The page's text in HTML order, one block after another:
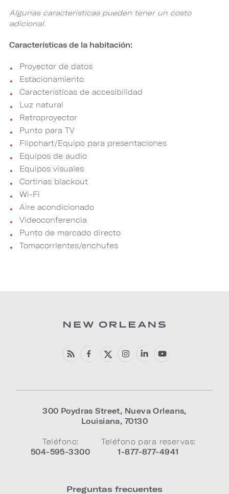
Algunas características pueden tener un costo
adicional.
Características de la habitación:
Proyector de datos
Estacionamiento
Características de accesibilidad
Luz natural
Retroproyector
Punto para TV
Flipchart/Equipo para presentaciones
Equipos de audio
Equipos visuales
Cortinas blackout
Wi-Fi
Aire acondicionado
Videoconferencia
Punto de marcado directo
Tomacorrientes/enchufes
300 Poydras Street, Nueva Orleans,
Louisiana, 70130
Teléfono:
504-595-3300
Teléfono para reservas:
1-877-877-4941
Preguntas frecuentes